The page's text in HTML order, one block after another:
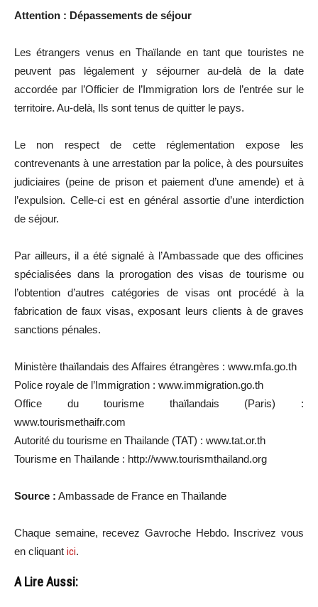
Attention : Dépassements de séjour
Les étrangers venus en Thaïlande en tant que touristes ne
peuvent pas légalement y séjourner au-delà de la date
accordée par l’Officier de l’Immigration lors de l’entrée sur le
territoire. Au-delà, Ils sont tenus de quitter le pays.
Le non respect de cette réglementation expose les
contrevenants à une arrestation par la police, à des poursuites
judiciaires (peine de prison et paiement d’une amende) et à
l’expulsion. Celle-ci est en général assortie d’une interdiction
de séjour.
Par ailleurs, il a été signalé à l’Ambassade que des officines
spécialisées dans la prorogation des visas de tourisme ou
l’obtention d’autres catégories de visas ont procédé à la
fabrication de faux visas, exposant leurs clients à de graves
sanctions pénales.
Ministère thaïlandais des Affaires étrangères : www.mfa.go.th
Police royale de l’Immigration : www.immigration.go.th
Office du tourisme thaïlandais (Paris) :
www.tourismethaifr.com
Autorité du tourisme en Thailande (TAT) : www.tat.or.th
Tourisme en Thaïlande : http://www.tourismthailand.org
Source : Ambassade de France en Thaïlande
Chaque semaine, recevez Gavroche Hebdo. Inscrivez vous
en cliquant ici.
A Lire Aussi: